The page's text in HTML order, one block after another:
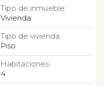
Tipo de inmueble:
Vivienda
Tipo de vivienda:
Piso
Habitaciones:
4